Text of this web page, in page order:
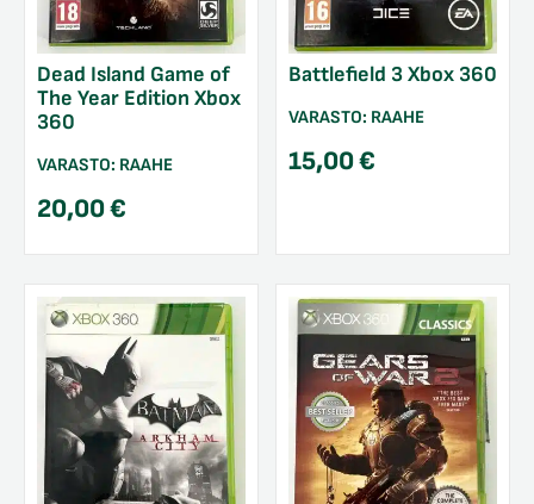
Dead Island Game of
The Year Edition Xbox
360
VARASTO: RAAHE
20,00€
Battlefield 3 Xbox 360
VARASTO: RAAHE
15,00€